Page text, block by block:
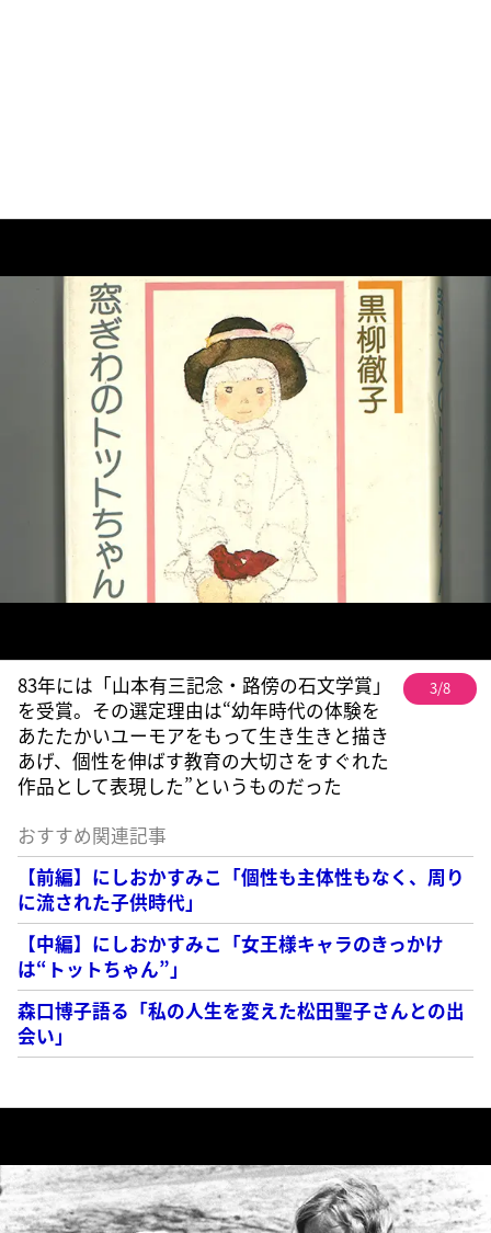
83年には「山本有三記念・路傍の石文学賞」
を受賞。その選定理由は“幼年時代の体験を
あたたかいユーモアをもって生き生きと描き
あげ、個性を伸ばす教育の大切さをすぐれた
作品として表現した”というものだった
3/8
おすすめ関連記事
【前編】にしおかすみこ「個性も主体性もなく、周り
に流された子供時代」
【中編】にしおかすみこ「女王様キャラのきっかけ
は“トットちゃん”」
森口博子語る「私の人生を変えた松田聖子さんとの出
会い」